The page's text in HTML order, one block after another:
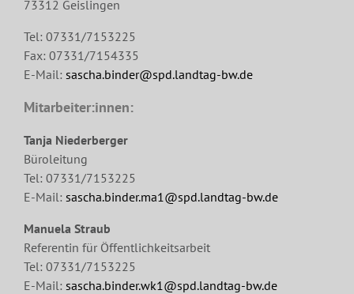
73312 Geislingen
Tel: 07331/7153225
Fax: 07331/7154335
E-Mail: sascha.binder@spd.landtag-bw.de
Mitarbeiter:innen:
Tanja Niederberger
Büroleitung
Tel: 07331/7153225
E-Mail: sascha.binder.ma1@spd.landtag-bw.de
Manuela Straub
Referentin für Öffentlichkeitsarbeit
Tel: 07331/7153225
E-Mail: sascha.binder.wk1@spd.landtag-bw.de